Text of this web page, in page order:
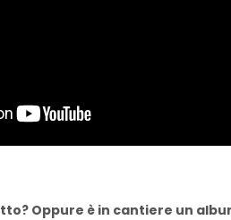
Oppure è in cantiere un